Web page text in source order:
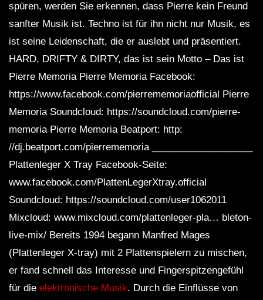
spüren, werden Sie erkennen, dass Pierre kein Freund
sanfter Musik ist. Techno ist für ihn nicht nur Musik, es
ist seine Leidenschaft, die er auslebt und präsentiert.
HARD, DRIFTY & DIRTY, das ist sein Motto – Das ist
Pierre Memoria Pierre Memoria Facebook:
https://www.facebook.com/pierrememoriaofficial Pierre
Memoria Soundcloud: https://soundcloud.com/pierre-
memoria Pierre Memoria Beatport: http:
//dj.beatport.com/pierrememoria ___________________
Plattenleger X Tray Facebook-Seite:
www.facebook.com/PlattenLegerXtray.official
Soundcloud: https://soundcloud.com/user1062011
Mixcloud: www.mixcloud.com/plattenleger-pla… bleton-
live-mix/ Bereits 1994 begann Manfred Mages
(Plattenleger X-tray) mit 2 Plattenspielern zu mischen,
er fand schnell das Interesse und Fingerspitzengefühl
für die elektronische Musik. Durch die Einflüsse von